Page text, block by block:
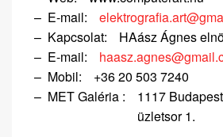
E-mail:
Kapcsolat:
HAász Ágnes
E-mail:
Mobil:
+36 20 503 7240
MET Galéria :
1117
üzletsor 1.